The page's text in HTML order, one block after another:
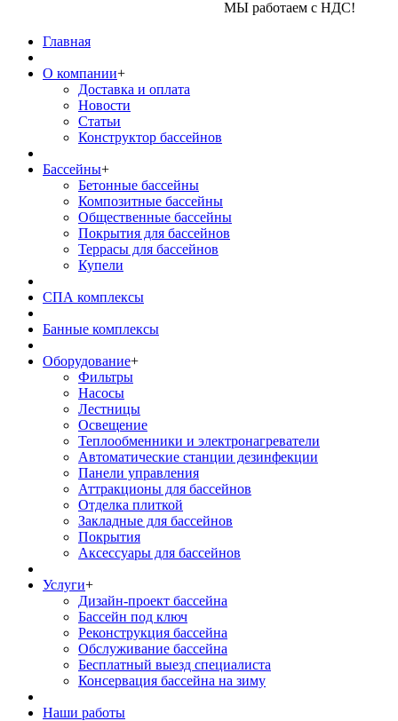
Главная
О компании+
Доставка и оплата
Новости
Статьи
Конструктор бассейнов
Бассейны+
Бетонные бассейны
Композитные бассейны
Общественные бассейны
Покрытия для бассейнов
Террасы для бассейнов
Купели
СПА комплексы
Банные комплексы
Оборудование+
Фильтры
Насосы
Лестницы
Освещение
Теплообменники и электронагреватели
Автоматические станции дезинфекции
Панели управления
Аттракционы для бассейнов
Отделка плиткой
Закладные для бассейнов
Покрытия
Аксессуары для бассейнов
Услуги+
Дизайн-проект бассейна
Бассейн под ключ
Реконструкция бассейна
Обслуживание бассейна
Бесплатный выезд специалиста
Консервация бассейна на зиму
Наши работы